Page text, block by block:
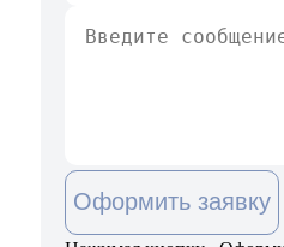
Оформить заявку